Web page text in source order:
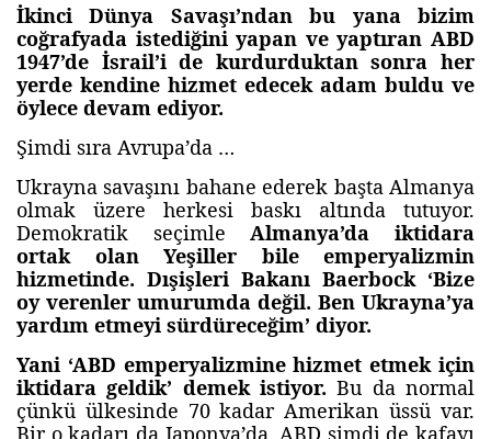
İkinci Dünya Savaşı’ndan bu yana bizim
coğrafyada istediğini yapan ve yaptıran ABD
1947’de İsrail’i de kurdurduktan sonra her
yerde kendine hizmet edecek adam buldu ve
öylece devam ediyor.
Şimdi sıra Avrupa’da …
Ukrayna savaşını bahane ederek başta Almanya
olmak üzere herkesi baskı altında tutuyor.
Demokratik seçimleAlmanya’da iktidara
ortak olan Yeşiller bile emperyalizmin
hizmetinde. Dışişleri Bakanı Baerbock ‘Bize
oy verenler umurumda değil. Ben Ukrayna’ya
yardım etmeyi sürdüreceğim’ diyor.
Yani ‘ABD emperyalizmine hizmet etmek için
iktidara geldik’ demek istiyor. Bu da normal
çünkü ülkesinde 70 kadar Amerikan üssü var.
Bir o kadarı da Japonya’da. ABD şimdi de kafayı